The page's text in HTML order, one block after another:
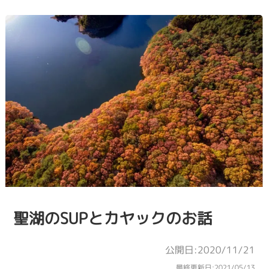
聖湖のSUPとカヤックのお話
公開日:2020/11/21